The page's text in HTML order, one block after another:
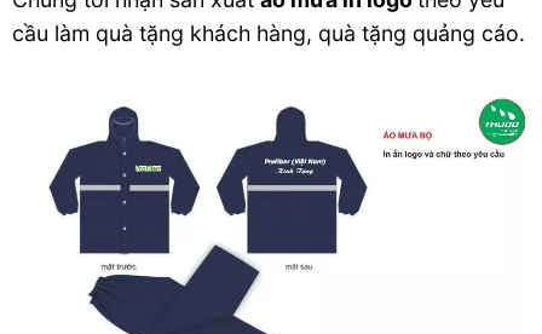
cầu làm quà tặng khách hàng, quà tặng quảng cáo.